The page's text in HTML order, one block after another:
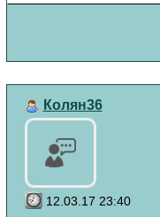
Колян36
12.03.17 23:40